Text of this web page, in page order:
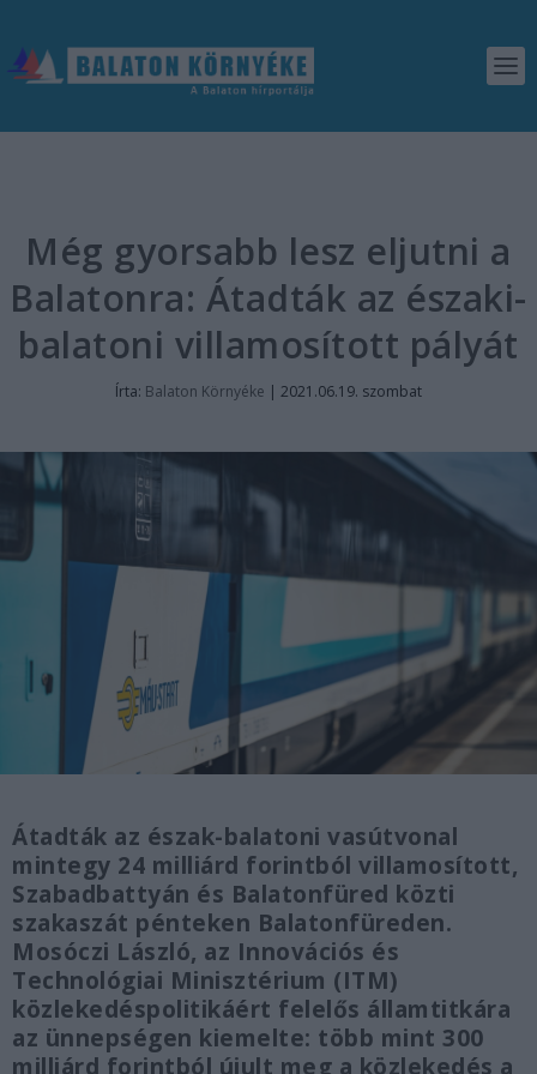
Még gyorsabb lesz eljutni a
Balatonra: Átadták az északi-
balatoni villamosított pályát
Írta: Balaton Környéke | 2021.06.19. szombat
Átadták az észak-balatoni vasútvonal
mintegy 24 milliárd forintból villamosított,
Szabadbattyán és Balatonfüred közti
szakaszát pénteken Balatonfüreden.
Mosóczi László, az Innovációs és
Technológiai Minisztérium (ITM)
közlekedéspolitikáért felelős államtitkára
az ünnepségen kiemelte: több mint 300
milliárd forintból újult meg a közlekedés a